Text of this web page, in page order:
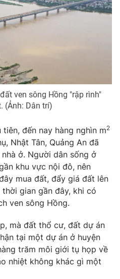
Infographic
VTV Thể thao
Bất động sản
Tấm lòng Việt
Vươn mình bằng AI
VTV8
ven sông Hồng "rập rình"
(Ảnh: Dân trí)
đến nay hàng nghìn m2
Nhật Tân, Quảng An đã
ở. Người dân sống ở
khu vực nội đô, nên
mua đất, đẩy giá đất lên
gian gần đây, khi có
ven sông Hồng.
mà đất thổ cư, đất dự án
tại một dự án ở huyện
trăm môi giới tụ họp về
nhiệt không khác gì một